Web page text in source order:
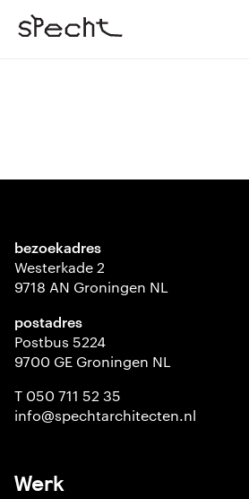
bezoekadres
Westerkade 2
9718 AN Groningen NL
postadres
Postbus 5224
9700 GE Groningen NL
T 050 711 52 35
info@spechtarchitecten.nl
Werk